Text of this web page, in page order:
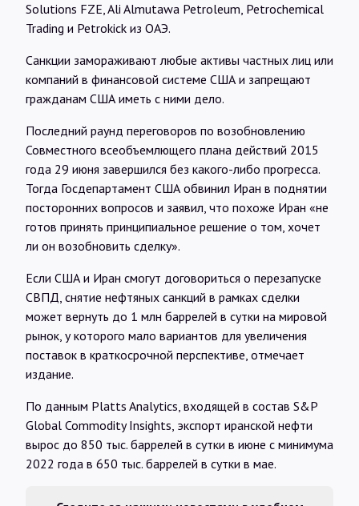
Solutions FZE, Ali Almutawa Petroleum, Petrochemical
Trading и Petrokick из ОАЭ.
Санкции замораживают любые активы частных лиц или
компаний в финансовой системе США и запрещают
гражданам США иметь с ними дело.
Последний раунд переговоров по возобновлению
Совместного всеобъемлющего плана действий 2015
года 29 июня завершился без какого-либо прогресса.
Тогда Госдепартамент США обвинил Иран в поднятии
посторонних вопросов и заявил, что похоже Иран «не
готов принять принципиальное решение о том, хочет
ли он возобновить сделку».
Если США и Иран смогут договориться о перезапуске
СВПД, снятие нефтяных санкций в рамках сделки
может вернуть до 1 млн баррелей в сутки на мировой
рынок, у которого мало вариантов для увеличения
поставок в краткосрочной перспективе, отмечает
издание.
По данным Platts Analytics, входящей в состав S&P
Global Commodity Insights, экспорт иранской нефти
вырос до 850 тыс. баррелей в сутки в июне с минимума
2022 года в 650 тыс. баррелей в сутки в мае.